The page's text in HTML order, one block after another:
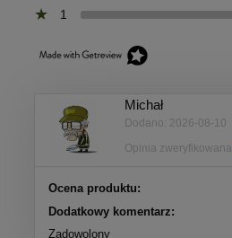
1
Michał
Dodano: 2026-08-10
Opinia zweryfikowana
Ocena produktu:
Dodatkowy komentarz:
Zadowolony